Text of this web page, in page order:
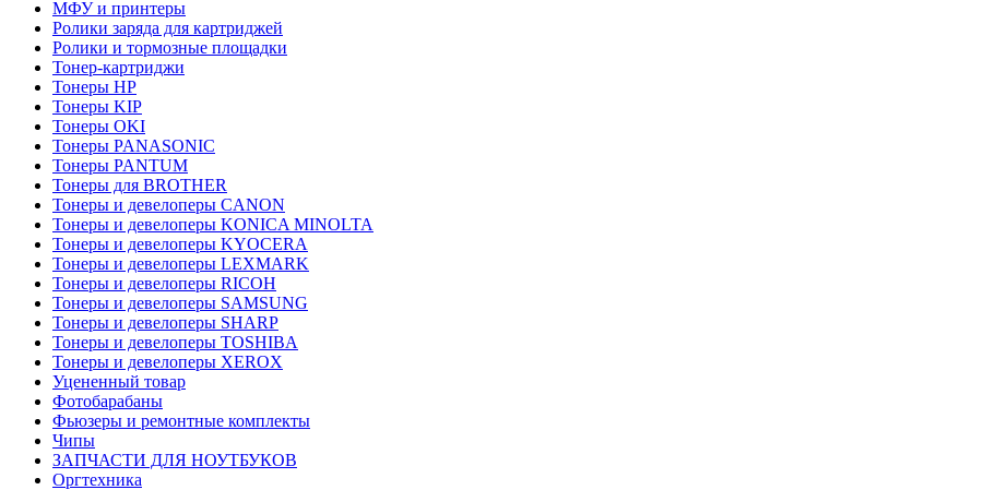
МФУ и принтеры
Ролики заряда для картриджей
Ролики и тормозные площадки
Тонер-картриджи
Тонеры HP
Тонеры KIP
Тонеры OKI
Тонеры PANASONIC
Тонеры PANTUM
Тонеры для BROTHER
Тонеры и девелоперы CANON
Тонеры и девелоперы KONICA MINOLTA
Тонеры и девелоперы KYOCERA
Тонеры и девелоперы LEXMARK
Тонеры и девелоперы RICOH
Тонеры и девелоперы SAMSUNG
Тонеры и девелоперы SHARP
Тонеры и девелоперы TOSHIBA
Тонеры и девелоперы XEROX
Уцененный товар
Фотобарабаны
Фьюзеры и ремонтные комплекты
Чипы
ЗАПЧАСТИ ДЛЯ НОУТБУКОВ
Оргтехника